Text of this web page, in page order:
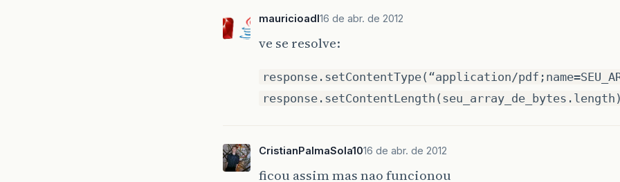
mauricioadl16 de abr. de 2012
ve se resolve:
response.setContentType(“application/
response.setContentLength(seu_array_de_bytes.length)
CristianPalmaSola1016 de abr. de 2012
ficou assim mas nao funcionou